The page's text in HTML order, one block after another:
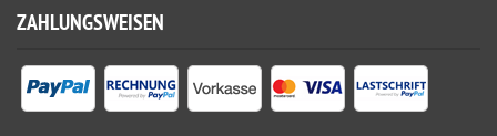
ZAHLUNGSWEISEN